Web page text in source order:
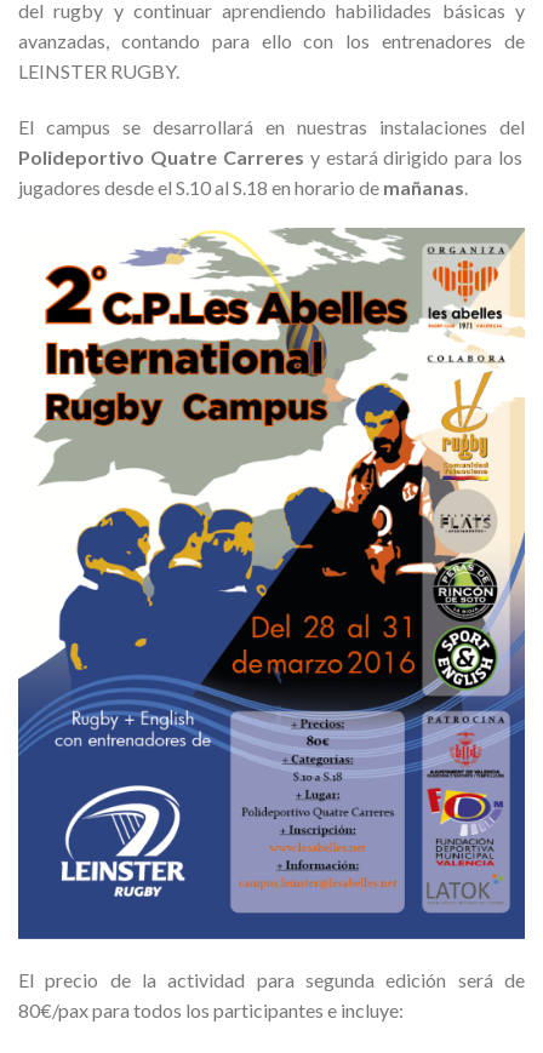
del rugby y continuar aprendiendo habilidades básicas y
avanzadas, contando para ello con los entrenadores de
LEINSTER RUGBY.
El campus se desarrollará en nuestras instalaciones del
Polideportivo Quatre Carreres y estará dirigido para los
jugadores desde el S.10 al S.18 en horario de mañanas.
El precio de la actividad para segunda edición será de
80€/pax para todos los participantes e incluye: